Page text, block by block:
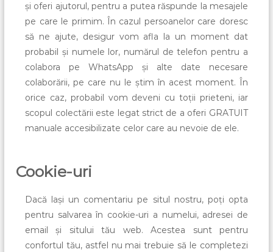
și oferi ajutorul, pentru a putea răspunde la mesajele
pe care le primim. În cazul persoanelor care doresc
să ne ajute, desigur vom afla la un moment dat
probabil și numele lor, numărul de telefon pentru a
colabora pe WhatsApp și alte date necesare
colaborării, pe care nu le știm în acest moment. În
orice caz, probabil vom deveni cu toții prieteni, iar
scopul colectării este legat strict de a oferi GRATUIT
manuale accesibilizate celor care au nevoie de ele.
Cookie-uri
Dacă lași un comentariu pe situl nostru, poți opta
pentru salvarea în cookie-uri a numelui, adresei de
email și sitului tău web. Acestea sunt pentru
confortul tău, astfel nu mai trebuie să le completezi